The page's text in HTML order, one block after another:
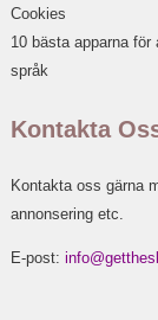
Cookies
10 bästa apparna för
språk
Kontakta
Kontakta oss gärna
annonsering etc.
E-post: